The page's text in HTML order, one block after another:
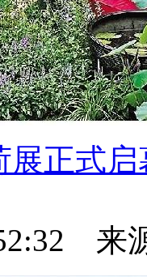
展正式启
来